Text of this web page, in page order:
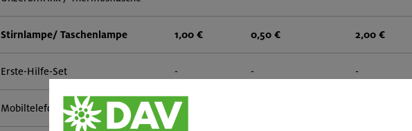
Stirnlampe/ Taschenlampe 1,00 € 0,50 € 2,00 €
Erste-Hilfe-Set - - -
Mobiltelefon